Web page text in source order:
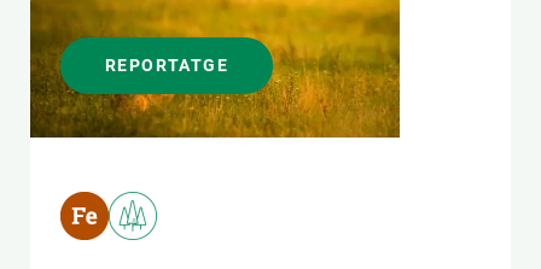
REPORTATGE